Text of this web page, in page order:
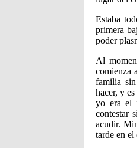
Estaba
primera
poder
Al
comienza
familia
hacer, y
yo era el
contestar
acudir.
tarde en el